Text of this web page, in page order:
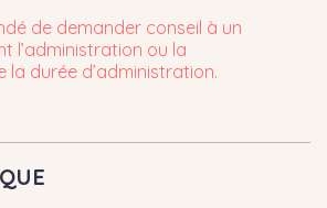
de demander conseil à un
l’administration ou la
la durée d’administration.